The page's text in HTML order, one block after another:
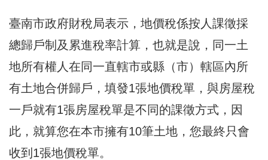
臺南市政府財稅局表示，地價稅係按人課徵採
總歸戶制及累進稅率計算，也就是說，同一土
地所有權人在同一直轄市或縣（市）轄區內所
有土地合併歸戶，填發1張地價稅單，與房屋稅
一戶就有1張房屋稅單是不同的課徵方式，因
此，就算您在本市擁有10筆土地，您最終只會
收到1張地價稅單。